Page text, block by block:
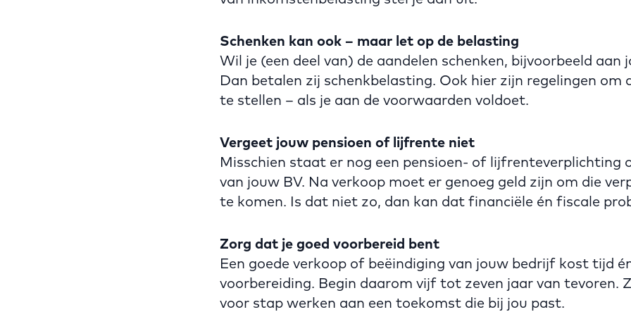
Schenken kan ook – maar let op de belasting
Wil je (een deel van) de aandelen schenken, bijvoorbeeld aan
Dan betalen zij schenkbelasting. Ook hier zijn regelingen om
te stellen – als je aan de voorwaarden voldoet.
Vergeet jouw pensioen of lijfrente niet
Misschien staat er nog een pensioen- of lijfrenteverplichting
van jouw BV. Na verkoop moet er genoeg geld zijn om die
te komen. Is dat niet zo, dan kan dat financiële én fiscale
Zorg dat je goed voorbereid bent
Een goede verkoop of beëindiging van jouw bedrijf kost tijd
voorbereiding. Begin daarom vijf tot zeven jaar van tevoren.
voor stap werken aan een toekomst die bij jou past.